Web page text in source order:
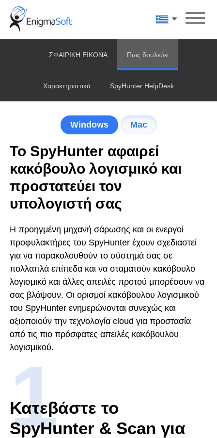
Skip
content
Ελληνικά
ΣΦΑΙΡΙΚΗ ΕΙΚΟΝΑ Πως δουλεύει
Χαρακτηριστικά SpyHunter HelpDesk
Windows Mac
Το SpyHunter αφαιρεί
κακόβουλο λογισμικό και
προστατεύει τον
υπολογιστή σας
Η προηγμένη μηχανή σάρωσης και οι ενεργοί
προφυλακτήρες του SpyHunter έχουν σχεδιαστεί
για να παρακολουθούν το σύστημά σας σε
πολλαπλά επίπεδα και να σταματούν κακόβουλο
λογισμικό και άλλες απειλές προτού μπορέσουν να
σας βλάψουν. Οι ορισμοί κακόβουλου λογισμικού
του SpyHunter ενημερώνονται συνεχώς και
αξιοποιούν την τεχνολογία cloud για προστασία
από τις πιο πρόσφατες απειλές κακόβουλου
λογισμικού.
Κατεβάστε το
SpyHunter & Scan για